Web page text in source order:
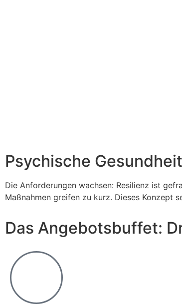
Psychische
Die Anforderungen wachsen: Resilienz ist
Maßnahmen greifen zu kurz. Dieses Konzept
Das Angebotsbuffet: